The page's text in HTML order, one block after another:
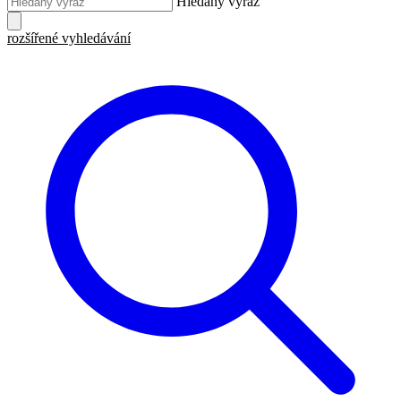
rozšířené vyhledávání